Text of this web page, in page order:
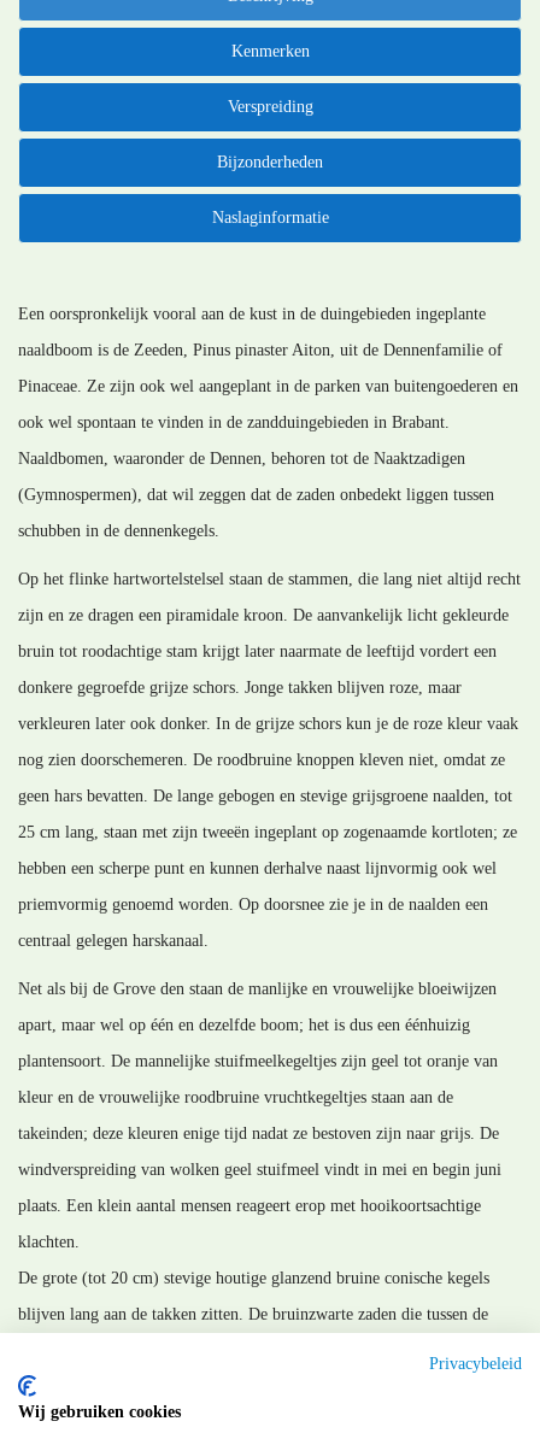
Kenmerken
Verspreiding
Bijzonderheden
Naslaginformatie
Een oorspronkelijk vooral aan de kust in de duingebieden ingeplante
naaldboom is de Zeeden, Pinus pinaster Aiton, uit de Dennenfamilie of
Pinaceae. Ze zijn ook wel aangeplant in de parken van buitengoederen en
ook wel spontaan te vinden in de zandduingebieden in Brabant.
Naaldbomen, waaronder de Dennen, behoren tot de Naaktzadigen
(Gymnospermen), dat wil zeggen dat de zaden onbedekt liggen tussen
schubben in de dennenkegels.
Op het flinke hartwortelstelsel staan de stammen, die lang niet altijd recht
zijn en ze dragen een piramidale kroon. De aanvankelijk licht gekleurde
bruin tot roodachtige stam krijgt later naarmate de leeftijd vordert een
donkere gegroefde grijze schors. Jonge takken blijven roze, maar
verkleuren later ook donker. In de grijze schors kun je de roze kleur vaak
nog zien doorschemeren. De roodbruine knoppen kleven niet, omdat ze
geen hars bevatten. De lange gebogen en stevige grijsgroene naalden, tot
25 cm lang, staan met zijn tweeën ingeplant op zogenaamde kortloten; ze
hebben een scherpe punt en kunnen derhalve naast lijnvormig ook wel
priemvormig genoemd worden. Op doorsnee zie je in de naalden een
centraal gelegen harskanaal.
Net als bij de Grove den staan de manlijke en vrouwelijke bloeiwijzen
apart, maar wel op één en dezelfde boom; het is dus een éénhuizig
plantensoort. De mannelijke stuifmeelkegeltjes zijn geel tot oranje van
kleur en de vrouwelijke roodbruine vruchtkegeltjes staan aan de
takeinden; deze kleuren enige tijd nadat ze bestoven zijn naar grijs. De
windverspreiding van wolken geel stuifmeel vindt in mei en begin juni
plaats. Een klein aantal mensen reageert erop met hooikoortsachtige
klachten.
De grote (tot 20 cm) stevige houtige glanzend bruine conische kegels
blijven lang aan de takken zitten. De bruinzwarte zaden die tussen de
kegelschubben zit een driehoekige uitstulping.
MM_210813
Privacybeleid
Wij gebruiken cookies